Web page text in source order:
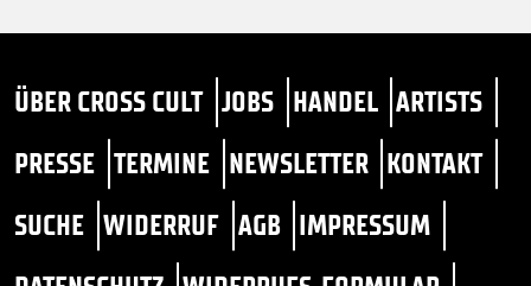
ÜBER CROSS CULT JOBS HANDEL ARTISTS
PRESSE TERMINE NEWSLETTER KONTAKT
SUCHE WIDERRUF AGB IMPRESSUM